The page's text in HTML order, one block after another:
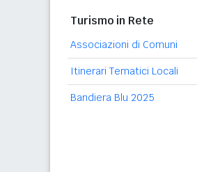
Turismo in Rete
Associazioni di Comuni
Itinerari Tematici Locali
Bandiera Blu 2025